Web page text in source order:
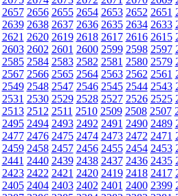
2657 2656 2655 2654 2653 2652 2651
2639 2638 2637 2636 2635 2634 2633
2621 2620 2619 2618 2617 2616 2615
2603 2602 2601 2600 2599 2598 2597
2585 2584 2583 2582 2581 2580 2579
2567 2566 2565 2564 2563 2562 2561
2549 2548 2547 2546 2545 2544 2543
2531 2530 2529 2528 2527 2526 2525
2513 2512 2511 2510 2509 2508 2507
2495 2494 2493 2492 2491 2490 2489
2477 2476 2475 2474 2473 2472 2471
2459 2458 2457 2456 2455 2454 2453
2441 2440 2439 2438 2437 2436 2435
2423 2422 2421 2420 2419 2418 2417
2405 2404 2403 2402 2401 2400 2399